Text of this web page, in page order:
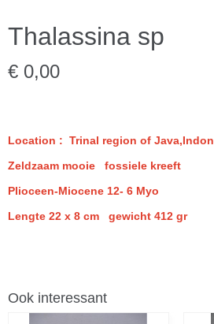
Thalassina sp
€ 0,00
Location : Trinal region of
Zeldzaam mooie fossiele kreeft
Plioceen-Miocene 12- 6 Myo
Lengte 22 x 8 cm gewicht 412 gr
Ook interessant